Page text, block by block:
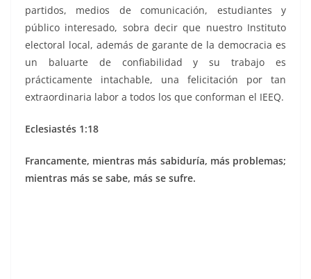
partidos, medios de comunicación, estudiantes y
público interesado, sobra decir que nuestro Instituto
electoral local, además de garante de la democracia es
un baluarte de confiabilidad y su trabajo es
prácticamente intachable, una felicitación por tan
extraordinaria labor a todos los que conforman el IEEQ.
Eclesiastés 1:18
Francamente, mientras más sabiduría, más problemas;
mientras más se sabe, más se sufre.